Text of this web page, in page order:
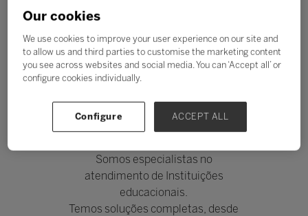
Stand: M160
Somos especialistas no
atendimento de Instituições
educacionais.
Temos soluções completas, desde
Our cookies
We use cookies to improve your user experience on our site and
to allow us and third parties to customise the marketing content
you see across websites and social media. You can ‘Accept all’ or
configure cookies individually.
Configure ACCEPT ALL